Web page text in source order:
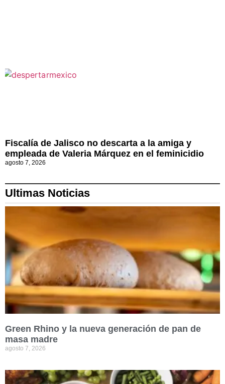
Fiscalía de Jalisco no descarta a la amiga y
empleada de Valeria Márquez en el feminicidio
agosto 7, 2026
Ultimas Noticias
Green Rhino y la nueva generación de pan de
masa madre
agosto 7, 2026